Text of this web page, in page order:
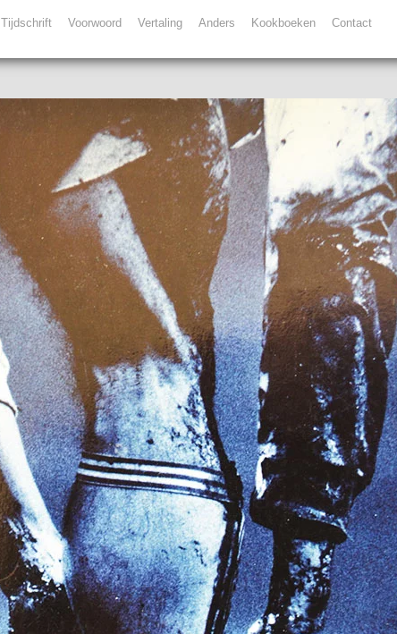
Tijdschrift Voorwoord Vertaling Anders Kookboeken Contact